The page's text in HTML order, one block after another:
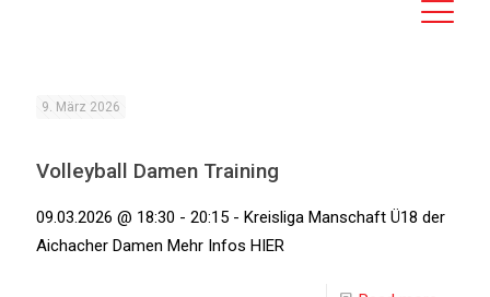
9. März 2026
Volleyball Damen Training
09.03.2026 @ 18:30 - 20:15 - Kreisliga Manschaft Ü18 der
Aichacher Damen Mehr Infos HIER